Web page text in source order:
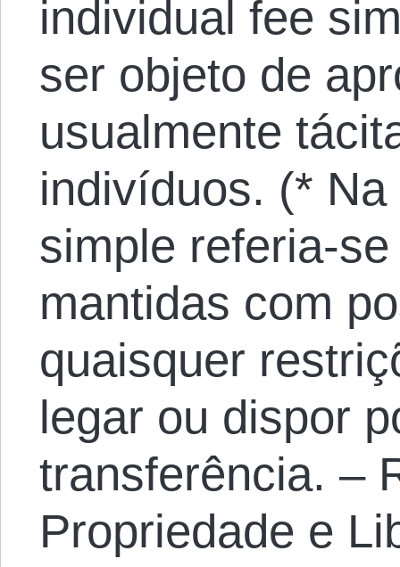
individual fee
ser objeto de
usualmente
indivíduos. (*
simple referia-
mantidas com
quaisquer
legar ou dispor
transferência. –
Propriedade e